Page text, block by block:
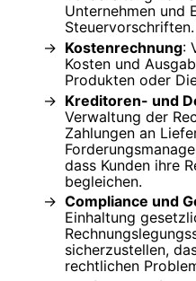
Unternehmen und
Steuervorschriften.
Kostenrechnung:
Kosten und
Produkten oder
Kreditoren- und
Verwaltung der
Zahlungen an
dass Kunden ihre
begleichen.
Compliance und
Einhaltung
sicherzustellen,
rechtlichen